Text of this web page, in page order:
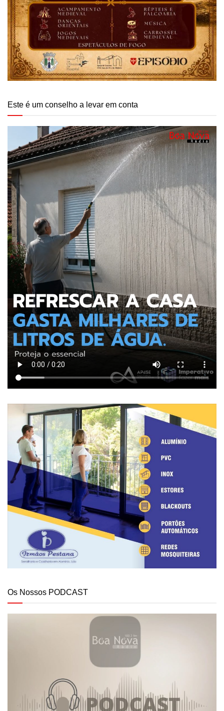
Este é um conselho a levar em conta
Os Nossos PODCAST